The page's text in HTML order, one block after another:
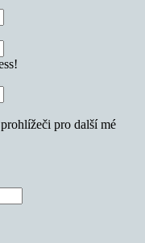
pro další mé